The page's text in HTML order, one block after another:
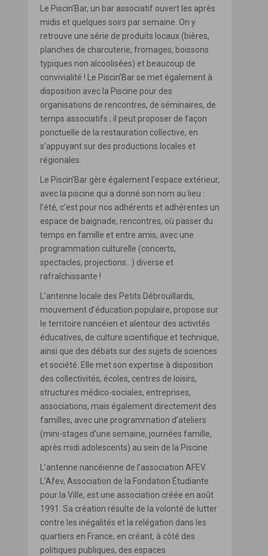
Le Piscin’Bar, un bar associatif ouvert les après
midis et quelques soirs par semaine. On y
retrouve une série de produits locaux (bières,
planches de charcuterie, fromages, boissons
typiques non alcoolisées) et beaucoup de
convivialité ! Le Piscin’Bar se met également à
disposition avec la Piscine pour des
organisations de rencontres, de séminaires, de
temps associatifs ; il peut proposer de façon
ponctuelle de la restauration collective, en
s’appuyant sur des productions locales et
régionales.
Le Piscin’Bar gère également l’espace extérieur,
avec la piscine qui a donné son nom au lieu :
l’été, c’est pour nos adhérents et adhérentes un
espace de baignade, rencontres, où passer du
temps en famille et entre amis, avec une
programmation culturelle (concerts,
spectacles, projections…) diverse et
rafraîchissante !
L’antenne locale des Petits Débrouillards,
mouvement d’éducation populaire, propose sur
le territoire nancéien et alentour des activités
éducatives, de culture scientifique et technique,
ainsi que des débats sur des sujets de sciences
et société. Elle met son expertise à disposition
des collectivités, écoles, centres de loisirs,
structures médico-sociales, entreprises,
associations, mais également directement des
familles, avec une programmation d’ateliers
(mini-stages d’une semaine, journées famille,
après midi adolescents) au sein de la Piscine.
L’antenne nancéienne de l’association AFEV.
L’Afev, Association de la Fondation Étudiante
pour la Ville, est une association créée en août
1991. Sa création résulte de la volonté de lutter
contre les inégalités et la relégation dans les
quartiers en France, en créant, à côté des
politiques publiques, des espaces